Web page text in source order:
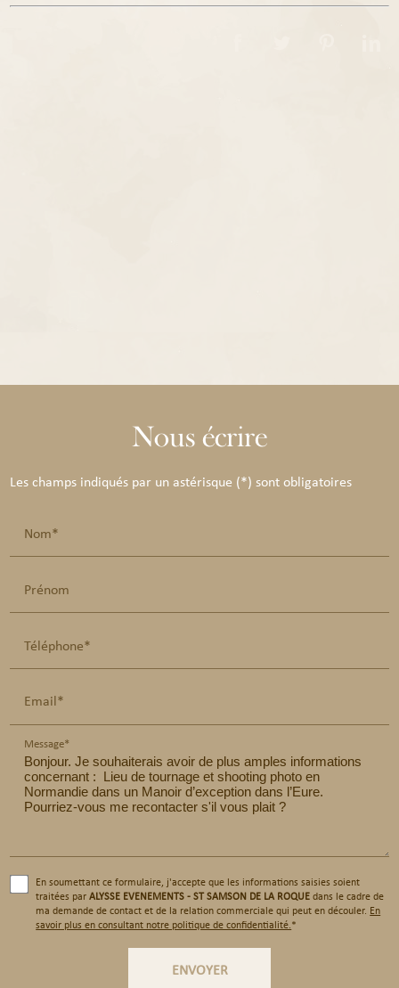
Nous écrire
Les champs indiqués par un astérisque (*) sont obligatoires
Nom*
Prénom
Téléphone*
Email*
Message*
En soumettant ce formulaire, j'accepte que les informations saisies soient
traitées parALYSSE EVENEMENTS - ST SAMSON DE LA ROQUEdans le cadre de
ma demande de contact et de la relation commerciale qui peut en découler. En
savoir plus en consultant notre politique de confidentialité.*